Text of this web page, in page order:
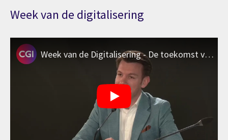
Week van de digitalisering
Week van de Digitalisering - De toekomst van digitale innovatie in de logistiek